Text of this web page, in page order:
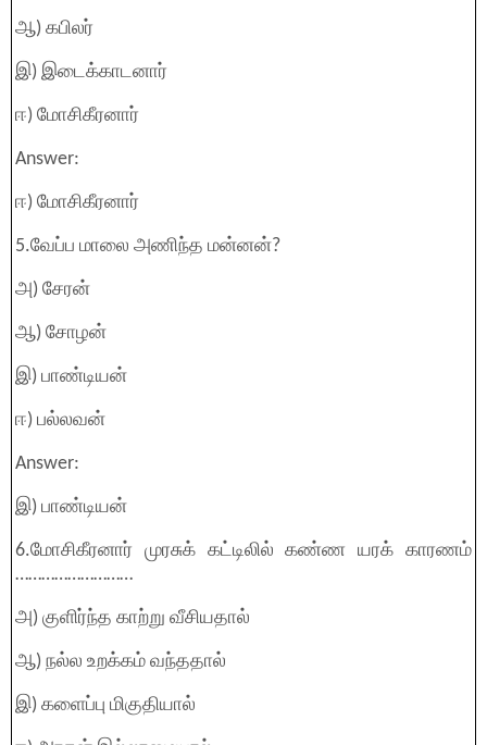
ஆ) கபிலர்
இ) இடைக்காடனார்
ஈ) மோசிகீரனார்
Answer:
ஈ) மோசிகீரனார்
5.வேப்ப மாலை அணிந்த மன்னன்?
அ) சேரன்
ஆ) சோழன்
இ) பாண்டியன்
ஈ) பல்லவன்
Answer:
இ) பாண்டியன்
6.மோசிகீரனார் முரசுக் கட்டிலில் கண்ண யரக் காரணம்
………………………
அ) குளிர்ந்த காற்று வீசியதால்
ஆ) நல்ல உறக்கம் வந்ததால்
இ) களைப்பு மிகுதியால்